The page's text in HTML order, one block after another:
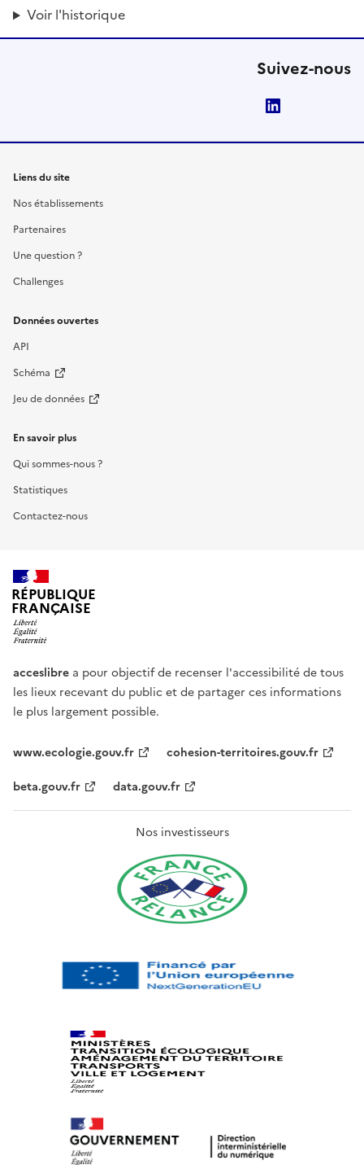
Voir l'historique
Suivez-nous
Liens du site
Nos établissements
Partenaires
Une question ?
Challenges
Données ouvertes
API
Schéma
Jeu de données
En savoir plus
Qui sommes-nous ?
Statistiques
Contactez-nous
RÉPUBLIQUE
FRANÇAISE
acceslibre a pour objectif de recenser l'accessibilité de tous
les lieux recevant du public et de partager ces informations
le plus largement possible.
www.ecologie.gouv.fr
cohesion-territoires.gouv.fr
beta.gouv.fr
data.gouv.fr
Nos investisseurs